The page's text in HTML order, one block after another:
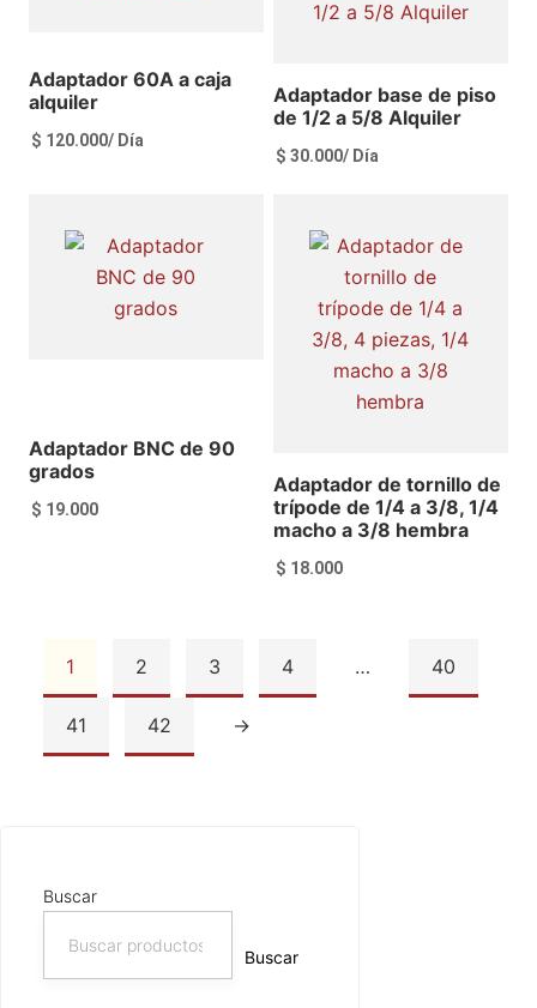
Buscar
Buscar
Adaptador 60A a caja
alquiler
$ 120.000/ Día
Ver más
Adaptador base de piso
de 1/2 a 5/8 Alquiler
$ 30.000/ Día
Ver más
Adaptador BNC de 90
grados
$ 19.000
Adaptador de tornillo de
trípode de 1/4 a 3/8, 1/4
macho a 3/8 hembra
$ 18.000
1 2 3 4 … 40
41 42 →